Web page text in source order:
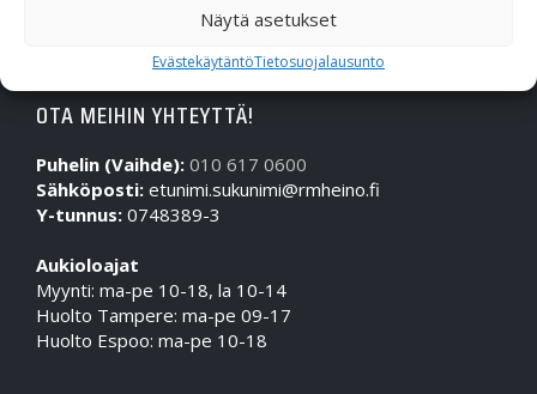
Näytä asetukset
EvästekäytäntöTietosuojalausunto
OTA MEIHIN YHTEYTTÄ!
Puhelin (Vaihde): 010 617 0600
Sähköposti: etunimi.sukunimi@rmheino.fi
Y-tunnus: 0748389-3
Aukioloajat
Myynti: ma-pe 10-18, la 10-14
Huolto Tampere: ma-pe 09-17
Huolto Espoo: ma-pe 10-18